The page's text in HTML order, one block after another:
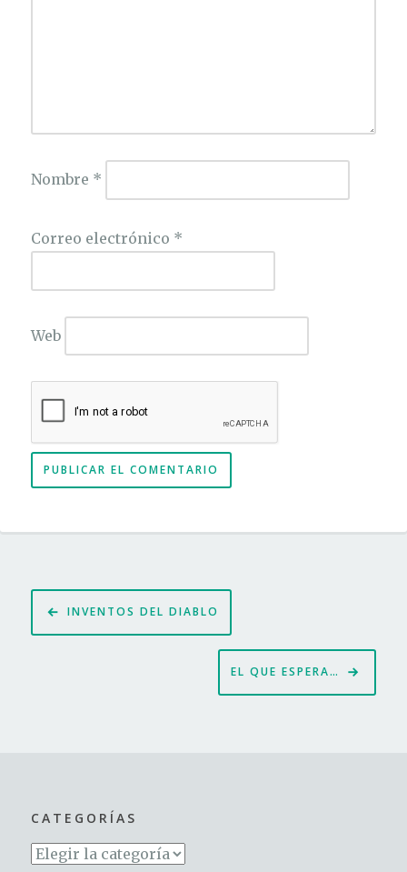
Nombre *
Correo electrónico *
Web
Navegación
de
INVENTOS DEL DIABLO
EL QUE ESPERA…
CATEGORÍAS
Categorías